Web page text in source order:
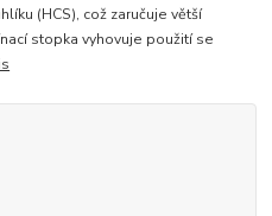
(HCS), což zaručuje větší
stopka vyhovuje použití se